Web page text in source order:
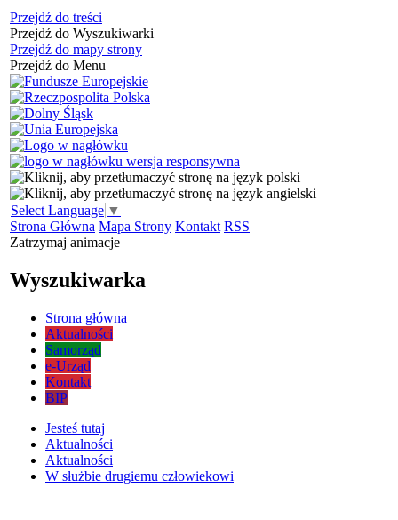
Przejdź do treści
Przejdź do Wyszukiwarki
Przejdź do mapy strony
Przejdź do Menu
Select Language ▼
Strona Główna Mapa Strony Kontakt RSS
Zatrzymaj animacje
Wyszukiwarka
Strona główna
Aktualności
Samorząd
e-Urząd
Kontakt
BIP
Jesteś tutaj
Aktualności
Aktualności
W służbie drugiemu człowiekowi